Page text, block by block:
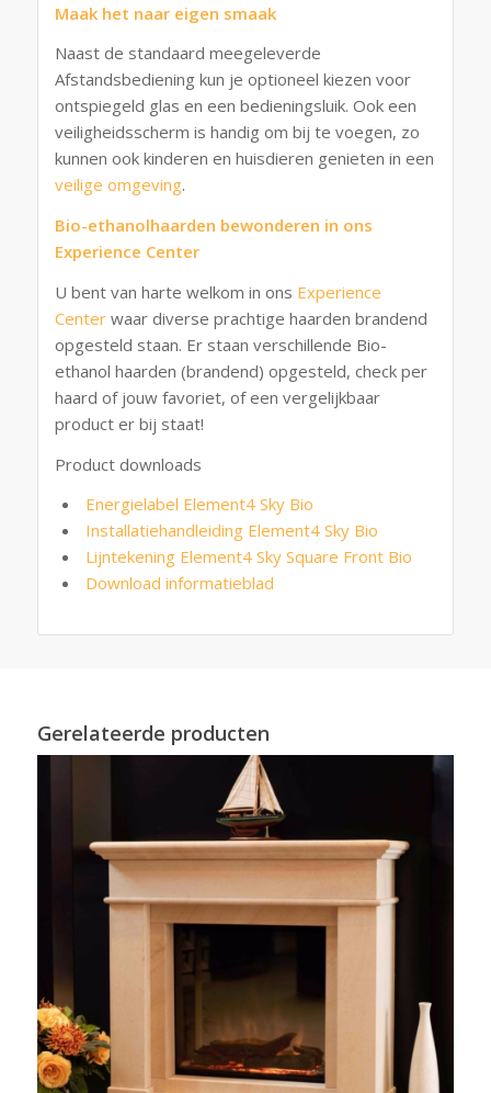
Maak het naar eigen smaak
Naast de standaard meegeleverde
Afstandsbediening kun je optioneel kiezen voor
ontspiegeld glas en een bedieningsluik. Ook een
veiligheidsscherm is handig om bij te voegen, zo
kunnen ook kinderen en huisdieren genieten in een
veilige omgeving.
Bio-ethanolhaarden bewonderen in ons
Experience Center
U bent van harte welkom in ons Experience
Centerwaar diverse prachtige haarden brandend
opgesteld staan. Er staan verschillende Bio-
ethanol haarden (brandend) opgesteld, check per
haard of jouw favoriet, of een vergelijkbaar
product er bij staat!
Product downloads
Energielabel Element4 Sky Bio
Installatiehandleiding Element4 Sky Bio
Lijntekening Element4 Sky Square Front Bio
Download informatieblad
Gerelateerde producten